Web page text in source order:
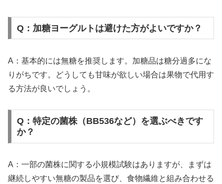
Q：加糖ヨーグルトは避けた方がよいですか？
A：基本的には無糖を推奨します。加糖品は糖分過多にな
りがちです。どうしても甘味が欲しい場合は果物で代用す
る方法が良いでしょう。
Q：特定の菌株（BB536など）を選ぶべきです
か？
A：一部の菌株に関する小規模試験はありますが、まずは
継続しやすい無糖の製品を選び、食物繊維と組み合わせる